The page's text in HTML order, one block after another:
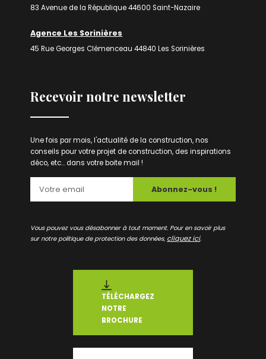
83 Avenue de la République 44600 Saint-Nazaire
Agence Les Sorinières
45 Rue Georges Clémenceau 44840 Les Sorinières
Recevoir notre newsletter
Une fois par mois, l'actualité de la construction, nos
conseils pour votre projet de construction, des inspirations
déco, etc... dans votre boite mail !
Abonnez-vous !
Vous pouvez vous désabonner à tout moment. Pour en savoir plus
sur notre politique de protection des données, cliquez ici.
TÉLÉCHARGEZ
NOTRE
BROCHURE